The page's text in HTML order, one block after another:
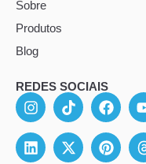
Sobre
Produtos
Blog
REDES SOCIAIS